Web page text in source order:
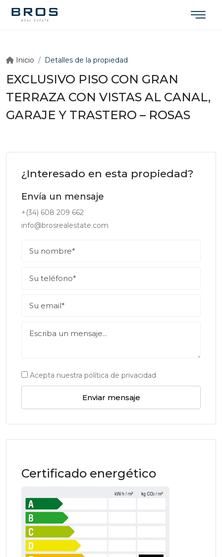
Inicio Detalles de la propiedad
EXCLUSIVO PISO CON GRAN
TERRAZA CON VISTAS AL CANAL,
GARAJE Y TRASTERO – ROSAS
¿Interesado en esta propiedad?
Envía un mensaje
+(34) 608 209 662
info@brosrealestate.com
Acepta nuestra política de privacidad
Enviar mensaje
Certificado energético